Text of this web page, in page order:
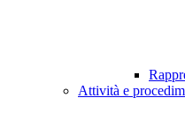
Attività e